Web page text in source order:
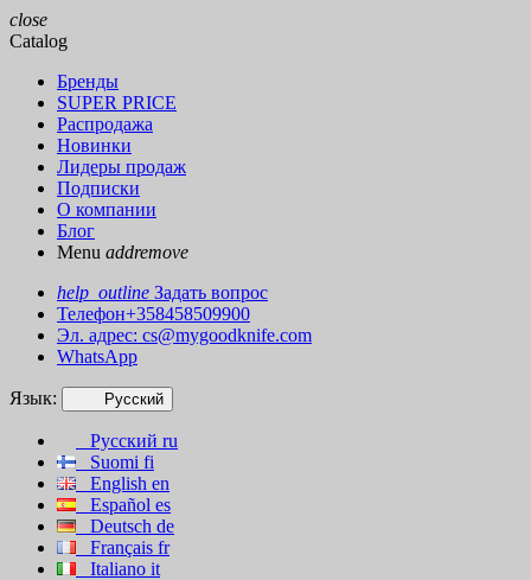
close
Catalog
Бренды
SUPER PRICE
Распродажа
Новинки
Лидеры продаж
Подписки
О компании
Блог
Menu addremove
help_outline Задать вопрос
Телефон+358458509900
Эл. адрес: cs@mygoodknife.com
WhatsApp
Язык: Русский
Русский ru
Suomi fi
English en
Español es
Deutsch de
Français fr
Italiano it